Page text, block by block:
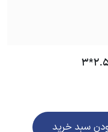
سبد خرید